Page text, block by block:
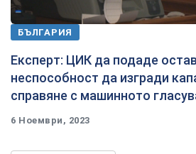
БЪЛГАРИЯ
Експерт: ЦИК да подаде
неспособност да изгради
справяне с машинното
6 Ноември, 2023